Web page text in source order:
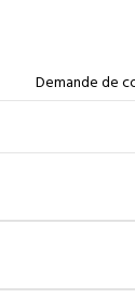
Demande de